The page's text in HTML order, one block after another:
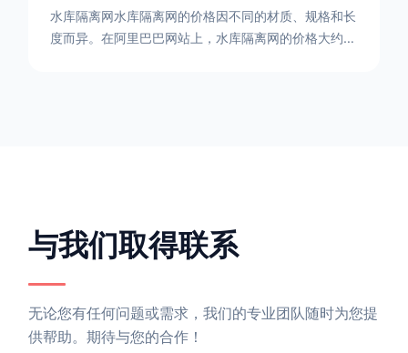
水库隔离网水库隔离网的价格因不同的材质、规格和长
度而异。在阿里巴巴网站上，水库隔离网的价格大约在
与我们取得联系
无论您有任何问题或需求，我们的专业团队随时为您提
供帮助。期待与您的合作！